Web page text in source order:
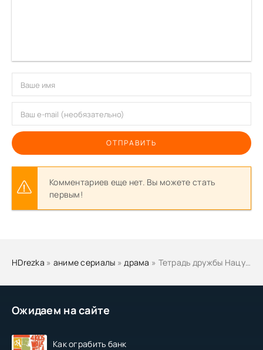
Ожидаем на сайте
Как ограбить банк
ОТПРАВИТЬ
Комментариев еще нет. Вы можете стать
первым!
HDrezka » аниме сериалы » драма » Тетрадь дружбы Нацумэ